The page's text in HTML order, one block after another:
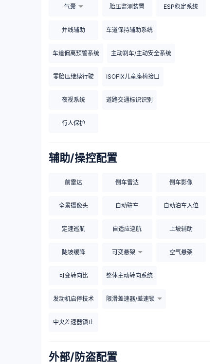
气囊 胎压监测装置 ESP稳定系统
并线辅助 车道保持辅助系统
车道偏离预警系统 主动刹车/主动安全系统
零胎压继续行驶 ISOFIX儿童座椅接口
夜视系统 道路交通标识识别
行人保护
辅助/操控配置
前雷达 倒车雷达 倒车影像
全景摄像头 自动驻车 自动泊车入位
定速巡航 自适应巡航 上坡辅助
陡坡缓降 可变悬架 空气悬架
可变转向比 整体主动转向系统
发动机启停技术 限滑差速器/差速锁
中央差速器锁止
外部/防盗配置